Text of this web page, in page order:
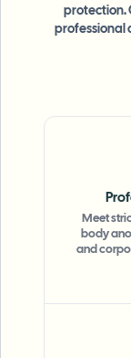
protection.
professional
Meet
body
and